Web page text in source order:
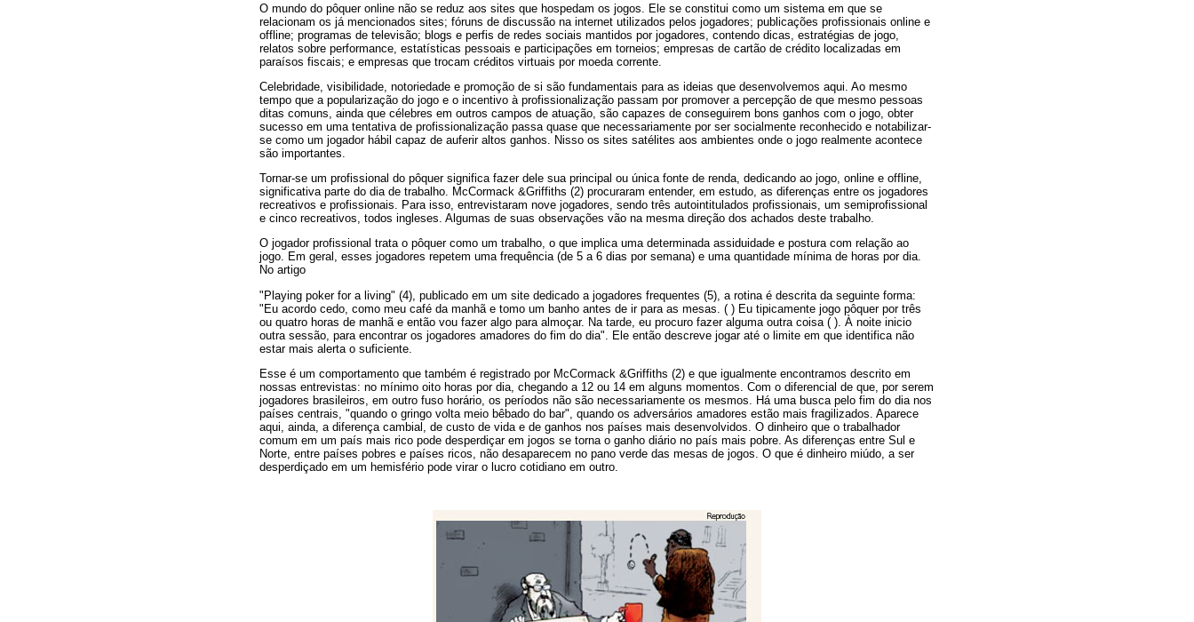
O mundo do pôquer online não se reduz aos sites que hospedam os jogos. Ele se constitui como um sistema em que se
relacionam os já mencionados sites; fóruns de discussão na internet utilizados pelos jogadores; publicações profissionais online e
offline; programas de televisão; blogs e perfis de redes sociais mantidos por jogadores, contendo dicas, estratégias de jogo,
relatos sobre performance, estatísticas pessoais e participações em torneios; empresas de cartão de crédito localizadas em
paraísos fiscais; e empresas que trocam créditos virtuais por moeda corrente.
Celebridade, visibilidade, notoriedade e promoção de si são fundamentais para as ideias que desenvolvemos aqui. Ao mesmo
tempo que a popularização do jogo e o incentivo à profissionalização passam por promover a percepção de que mesmo pessoas
ditas comuns, ainda que célebres em outros campos de atuação, são capazes de conseguirem bons ganhos com o jogo, obter
sucesso em uma tentativa de profissionalização passa quase que necessariamente por ser socialmente reconhecido e notabilizar-
se como um jogador hábil capaz de auferir altos ganhos. Nisso os sites satélites aos ambientes onde o jogo realmente acontece
são importantes.
Tornar-se um profissional do pôquer significa fazer dele sua principal ou única fonte de renda, dedicando ao jogo, online e offline,
significativa parte do dia de trabalho. McCormack &Griffiths (2) procuraram entender, em estudo, as diferenças entre os jogadores
recreativos e profissionais. Para isso, entrevistaram nove jogadores, sendo três autointitulados profissionais, um semiprofissional
e cinco recreativos, todos ingleses. Algumas de suas observações vão na mesma direção dos achados deste trabalho.
O jogador profissional trata o pôquer como um trabalho, o que implica uma determinada assiduidade e postura com relação ao
jogo. Em geral, esses jogadores repetem uma frequência (de 5 a 6 dias por semana) e uma quantidade mínima de horas por dia.
No artigo
"Playing poker for a living" (4), publicado em um site dedicado a jogadores frequentes (5), a rotina é descrita da seguinte forma:
"Eu acordo cedo, como meu café da manhã e tomo um banho antes de ir para as mesas. ( ) Eu tipicamente jogo pôquer por três
ou quatro horas de manhã e então vou fazer algo para almoçar. Na tarde, eu procuro fazer alguma outra coisa ( ). À noite inicio
outra sessão, para encontrar os jogadores amadores do fim do dia". Ele então descreve jogar até o limite em que identifica não
estar mais alerta o suficiente.
Esse é um comportamento que também é registrado por McCormack &Griffiths (2) e que igualmente encontramos descrito em
nossas entrevistas: no mínimo oito horas por dia, chegando a 12 ou 14 em alguns momentos. Com o diferencial de que, por serem
jogadores brasileiros, em outro fuso horário, os períodos não são necessariamente os mesmos. Há uma busca pelo fim do dia nos
países centrais, "quando o gringo volta meio bêbado do bar", quando os adversários amadores estão mais fragilizados. Aparece
aqui, ainda, a diferença cambial, de custo de vida e de ganhos nos países mais desenvolvidos. O dinheiro que o trabalhador
comum em um país mais rico pode desperdiçar em jogos se torna o ganho diário no país mais pobre. As diferenças entre Sul e
Norte, entre países pobres e países ricos, não desaparecem no pano verde das mesas de jogos. O que é dinheiro miúdo, a ser
desperdiçado em um hemisfério pode virar o lucro cotidiano em outro.